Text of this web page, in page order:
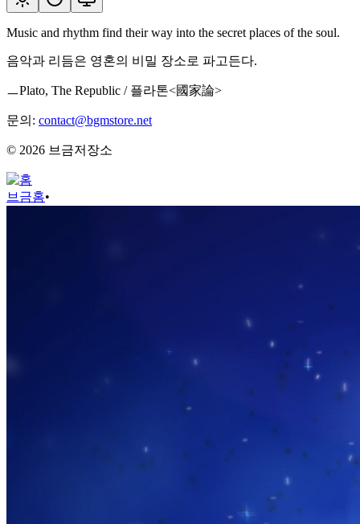
Music and rhythm find their way into the secret places of the soul.
음악과 리듬은 영혼의 비밀 장소로 파고든다.
ㅡPlato, The Republic / 플라톤<國家論>
문의: contact@bgmstore.net
© 2026 브금저장소
브금홈•